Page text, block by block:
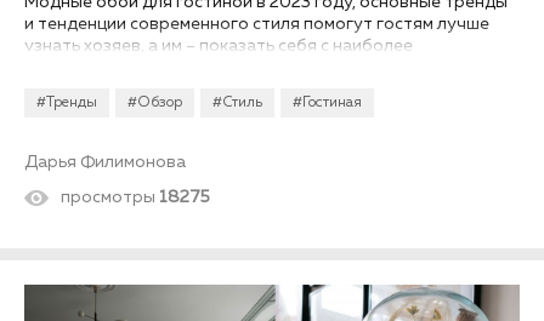
#Тренды #Обзор #Стиль #Гостиная
и тенденции современного стиля помогут гостям лучше
узнать хозяев, а им – показать себя с наиболее
Дарья Филимонова
просмотры 18275